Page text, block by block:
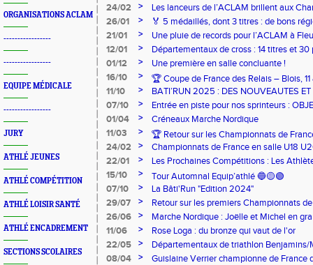
ORGANISATIONS ACLAM
-----------------
-----------------
EQUIPE MÉDICALE
-----------------
JURY
ATHLÉ JEUNES
ATHLÉ COMPÉTITION
ATHLÉ LOISIR SANTÉ
ATHLÉ ENCADREMENT
SECTIONS SCOLAIRES
24/02
>
Les lanceurs de l’ACLAM brillent aux
Lancers Longs à Nice
26/01 >
🏅 5 médaillés, dont 3 titres : de bons
l’Aclam !
21/01 >
Une pluie de records pour l’ACLAM à
12/01
>
Départementaux de cross : 14 titres et 30
01/12
>
Une première en salle concluante !
16/10
>
🏆 Coupe de France des Relais – Blois,
11/10
>
BATI’RUN 2025 : DES NOUVEAUTES
07/10
>
Entrée en piste pour nos sprinteurs :
!
01/04 >
Créneaux Marche Nordique
11/03
>
🏆 Retour sur les Championnats de
Challans ! 🇫🇷
24/02 >
Championnats de France en salle U18
CHEVALIER
22/01 >
Les Prochaines Compétitions : Les
15/10
>
Tour Automnal Equip’athlé 🔵🟡🟢
07/10
>
La Bâti'Run "Edition 2024"
29/07
>
Retour sur les premiers Championnats
26/06
>
Marche Nordique : Joëlle et Michel en
11/06
>
Rose Loga : du bronze qui vaut de l'or
22/05
>
Départementaux de triathlon Benjamins/
performances encourageantes !
08/04 >
Guislaine Verrier championne de France